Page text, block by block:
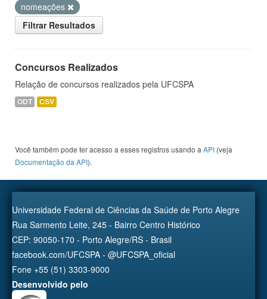
nomeações
Filtrar Resultados
Concursos Realizados
Relação de concursos realizados pela UFCSPA
ODT CSV
Você também pode ter acesso a esses registros usando a API (veja
Documentação da API).
Universidade Federal de Ciências da Saúde de Porto Alegre
Rua Sarmento Leite, 245 - Bairro Centro Histórico
CEP: 90050-170 - Porto Alegre/RS - Brasil
facebook.com/UFCSPA - @UFCSPA_oficial
Fone +55 (51) 3303-9000
Desenvolvido pelo